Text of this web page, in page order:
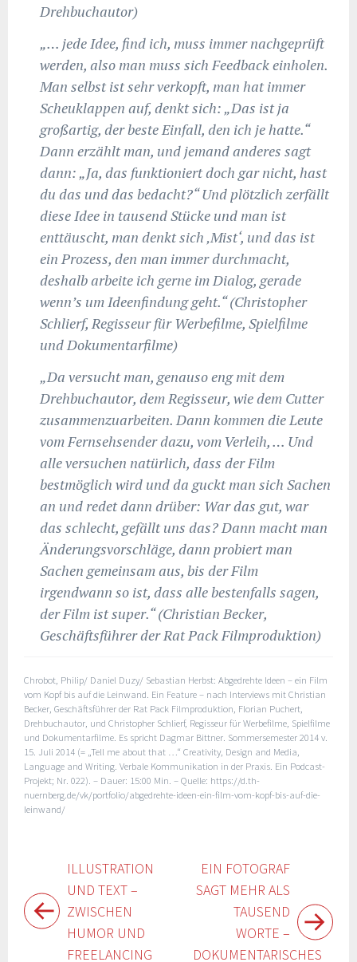
Drehbuchautor)
„… jede Idee, find ich, muss immer nachgeprüft
werden, also man muss sich Feedback einholen.
Man selbst ist sehr verkopft, man hat immer
Scheuklappen auf, denkt sich: „Das ist ja
großartig, der beste Einfall, den ich je hatte.“
Dann erzählt man, und jemand anderes sagt
dann: „Ja, das funktioniert doch gar nicht, hast
du das und das bedacht?“ Und plötzlich zerfällt
diese Idee in tausend Stücke und man ist
enttäuscht, man denkt sich ‚Mist‘, und das ist
ein Prozess, den man immer durchmacht,
deshalb arbeite ich gerne im Dialog, gerade
wenn’s um Ideenfindung geht.“ (Christopher
Schlierf,Regisseur für Werbefilme, Spielfilme
und Dokumentarfilme)
„Da versucht man, genauso eng mit dem
Drehbuchautor, dem Regisseur, wie dem Cutter
zusammenzuarbeiten. Dann kommen die Leute
vom Fernsehsender dazu, vom Verleih, … Und
alle versuchen natürlich, dass der Film
bestmöglich wird und da guckt man sich Sachen
an und redet dann drüber: War das gut, war
das schlecht, gefällt uns das? Dann macht man
Änderungsvorschläge, dann probiert man
Sachen gemeinsam aus, bis der Film
irgendwann so ist, dass alle bestenfalls sagen,
der Film ist super.“ (Christian Becker,
Geschäftsführer der Rat Pack Filmproduktion)
Chrobot, Philip/ Daniel Duzy/ Sebastian Herbst: Abgedrehte Ideen – ein Film
vom Kopf bis auf die Leinwand. Ein Feature – nach Interviews mit Christian
Becker, Geschäftsführer der Rat Pack Filmproduktion, Florian Puchert,
Drehbuchautor, und Christopher Schlierf, Regisseur für Werbefilme, Spielfilme
und Dokumentarfilme. Es spricht Dagmar Bittner. Sommersemester 2014 v.
15. Juli 2014 (= „Tell me about that …“ Creativity, Design and Media,
Language and Writing. Verbale Kommunikation in der Praxis. Ein Podcast-
Projekt; Nr. 022). – Dauer: 15:00 Min. – Quelle: https://d.th-
nuernberg.de/vk/portfolio/abgedrehte-ideen-ein-film-vom-kopf-bis-auf-die-
leinwand/
Beitragsnavigation
ILLUSTRATION
UND TEXT –
ZWISCHEN
HUMOR UND
FREELANCING
EIN FOTOGRAF
SAGT MEHR ALS
TAUSEND
WORTE –
DOKUMENTARISCHES